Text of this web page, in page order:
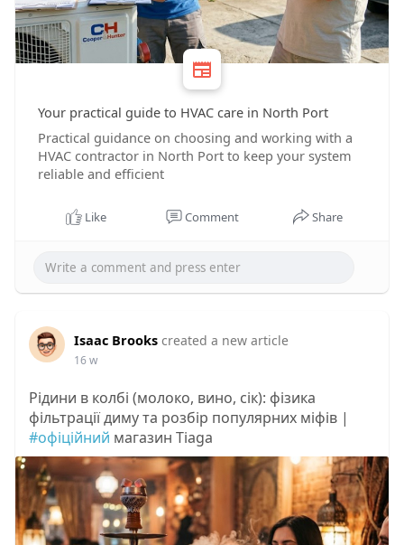
Your practical guide to HVAC care in North Port
Practical guidance on choosing and working with a
HVAC contractor in North Port to keep your system
reliable and efficient
Like Comment Share
Isaac Brooks created a new article
16 w
Рідини в колбі (молоко, вино, сік): фізика
фільтрації диму та розбір популярних міфів |
#офіційний магазин Tiaga